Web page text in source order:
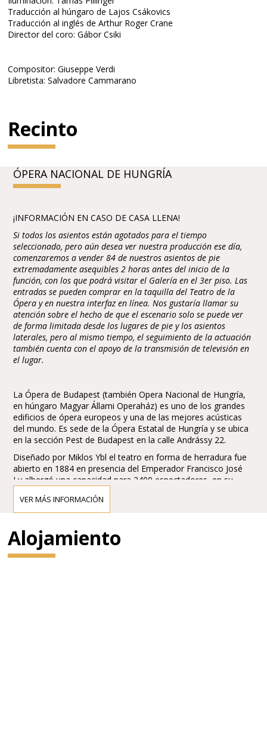
Traducción al húngaro de Lajos Csákovics
Traducción al inglés de Arthur Roger Crane
Director del coro: Gábor Csiki
Compositor: Giuseppe Verdi
Libretista: Salvadore Cammarano
Recinto
ÓPERA NACIONAL DE HUNGRÍA
¡INFORMACIÓN EN CASO DE CASA LLENA!
Si todos los asientos están agotados para el tiempo
seleccionado, pero aún desea ver nuestra producción ese día,
comenzaremos a vender 84 de nuestros asientos de pie
extremadamente asequibles 2 horas antes del inicio de la
función, con los que podrá visitar el Galería en el 3er piso. Las
entradas se pueden comprar en la taquilla del Teatro de la
Ópera y en nuestra interfaz en línea. Nos gustaría llamar su
atención sobre el hecho de que el escenario solo se puede ver
de forma limitada desde los lugares de pie y los asientos
laterales, pero al mismo tiempo, el seguimiento de la actuación
también cuenta con el apoyo de la transmisión de televisión en
el lugar.
La Ópera de Budapest (también Opera Nacional de Hungría,
en húngaro Magyar Állami Operaház) es uno de los grandes
edificios de ópera europeos y una de las mejores acústicas
del mundo. Es sede de la Ópera Estatal de Hungría y se ubica
en la sección Pest de Budapest en la calle Andrássy 22.
Diseñado por Miklos Ybl el teatro en forma de herradura fue
abierto en 1884 en presencia del Emperador Francisco José
I y albergó una capacidad para 2400 espectadores, en su
El compositor y director Gustav Mahler fue director artístico
del teatro en 1887-1891 iniciando una era dorada a la que se
sumaron Richard Strauss, Wilhelm Furtwängler y Otto
VER MÁS INFORMACIÓN
Alojamiento